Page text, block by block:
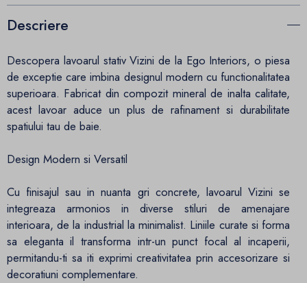
Descriere
Descopera lavoarul stativ Vizini de la Ego Interiors, o piesa
de exceptie care imbina designul modern cu functionalitatea
superioara. Fabricat din compozit mineral de inalta calitate,
acest lavoar aduce un plus de rafinament si durabilitate
spatiului tau de baie.​
Design Modern si Versatil
Cu finisajul sau in nuanta gri concrete, lavoarul Vizini se
integreaza armonios in diverse stiluri de amenajare
interioara, de la industrial la minimalist. Liniile curate si forma
sa eleganta il transforma intr-un punct focal al incaperii,
permitandu-ti sa iti exprimi creativitatea prin accesorizare si
decoratiuni complementare.​